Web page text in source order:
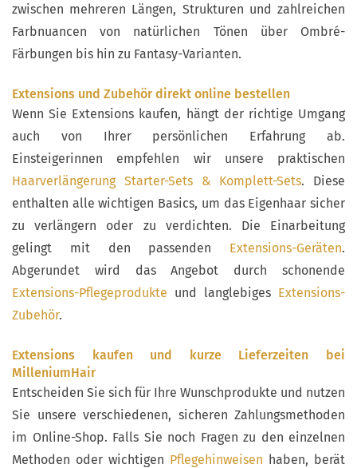
zwischen mehreren Längen, Strukturen und zahlreichen
Farbnuancen von natürlichen Tönen über Ombré-
Färbungen bis hin zu Fantasy-Varianten.
Extensions und Zubehör direkt online bestellen
Wenn Sie Extensions kaufen, hängt der richtige Umgang
auch von Ihrer persönlichen Erfahrung ab.
Einsteigerinnen empfehlen wir unsere praktischen
Haarverlängerung Starter-Sets & Komplett-Sets. Diese
enthalten alle wichtigen Basics, um das Eigenhaar sicher
zu verlängern oder zu verdichten. Die Einarbeitung
gelingt mit den passenden Extensions-Geräten.
Abgerundet wird das Angebot durch schonende
Extensions-Pflegeprodukte und langlebiges Extensions-
Zubehör.
Extensions kaufen und kurze Lieferzeiten bei
MilleniumHair
Entscheiden Sie sich für Ihre Wunschprodukte und nutzen
Sie unsere verschiedenen, sicheren Zahlungsmethoden
im Online-Shop. Falls Sie noch Fragen zu den einzelnen
Methoden oder wichtigen Pflegehinweisen haben, berät